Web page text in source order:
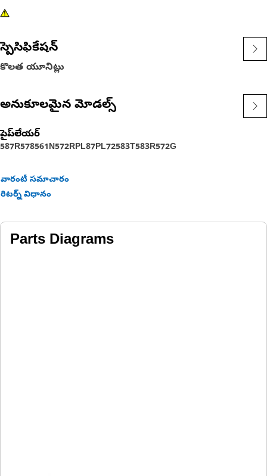
స్పెసిఫికేషన్
కొలత యూనిట్లు
అనుకూలమైన మోడల్స్
పైప్‌లేయర్
587R578561N572RPL87PL72583T583R572G
వారంటీ సమాచారం
రిటర్న్ విధానం
Parts Diagrams